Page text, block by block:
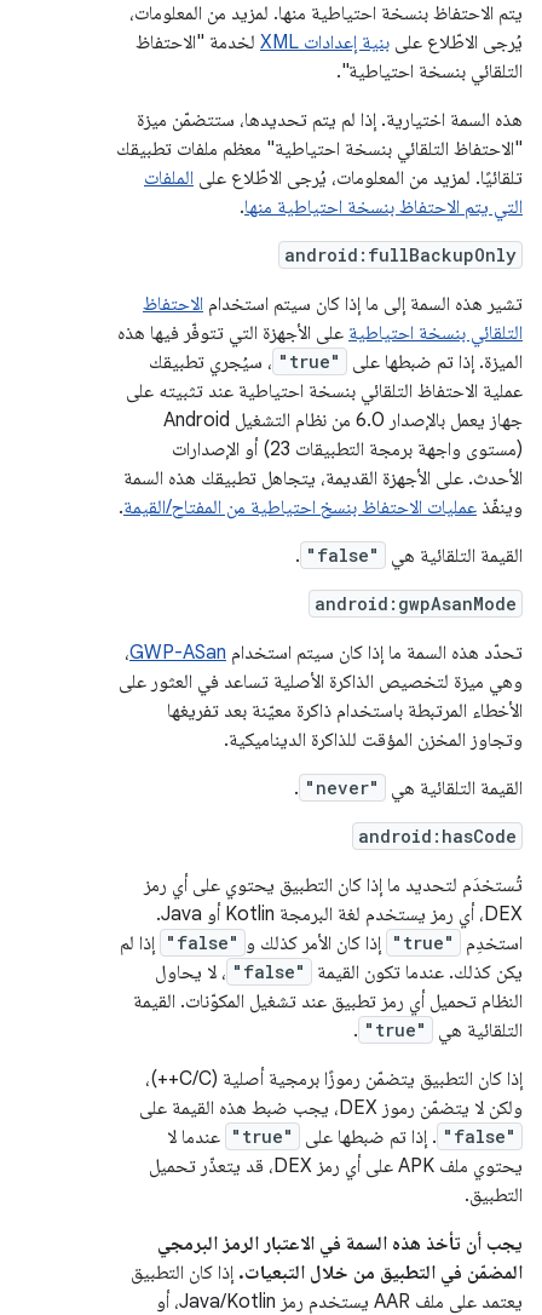
يتم الاحتفاظ بنسخة احتياطية منها. لمزيد من المعلومات،
يُرجى الاطّلاع على بنية إعدادات XML
لخدمة "الاحتفاظ
التلقائي بنسخة احتياطية".
هذه السمة اختيارية. إذا لم يتم تحديدها، ستتضمّن ميزة
"الاحتفاظ التلقائي بنسخة احتياطية" معظم ملفات تطبيقك
تلقائيًا. لمزيد من المعلومات، يُرجى الاطّلاع على الملفات
التي يتم الاحتفاظ بنسخة احتياطية منها.
android:fullBackupOnly
تشير هذه السمة إلى ما إذا كان سيتم استخدام الاحتفاظ
التلقائي بنسخة احتياطية على الأجهزة التي تتوفّر فيها هذه
الميزة. إذا تم ضبطها على
"true" ، سيُجري تطبيقك
عملية الاحتفاظ التلقائي بنسخة احتياطية عند تثبيته على
جهاز يعمل بالإصدار 6.0 من نظام التشغيل Android
(مستوى واجهة برمجة التطبيقات 23) أو الإصدارات
الأحدث. على الأجهزة القديمة، يتجاهل تطبيقك هذه السمة
وينفّذ عمليات الاحتفاظ بنسخ احتياطية من المفتاح/القيمة.
القيمة التلقائية هي
"false"
.
android:gwpAsanMode
تحدّد هذه السمة ما إذا كان سيتم استخدام GWP-ASan،
وهي ميزة لتخصيص الذاكرة الأصلية تساعد في العثور على
الأخطاء المرتبطة باستخدام ذاكرة معيّنة بعد تفريغها
وتجاوز المخزن المؤقت للذاكرة الديناميكية.
القيمة التلقائية هي
"never"
.
android:hasCode
تُستخدَم لتحديد ما إذا كان التطبيق يحتوي على أي رمز
DEX، أي رمز يستخدم لغة البرمجة Kotlin أو Java.
استخدِم
"true" إذا كان الأمر كذلك و "false"
إذا لم
يكن كذلك. عندما تكون القيمة
"false" ، لا يحاول
النظام تحميل أي رمز تطبيق عند تشغيل المكوّنات. القيمة
التلقائية هي
"true"
.
إذا كان التطبيق يتضمّن رموزًا برمجية أصلية (C/C++)،
ولكن لا يتضمّن رموز DEX، يجب ضبط هذه القيمة على
"false" . إذا تم ضبطها على "true" عندما لا
يحتوي ملف APK على أي رمز DEX، قد يتعذّر تحميل
التطبيق.
يجب أن تأخذ هذه السمة في الاعتبار الرمز البرمجي
المضمّن في التطبيق من خلال التبعيات. إذا كان التطبيق
يعتمد على ملف AAR يستخدم رمز Java/Kotlin، أو